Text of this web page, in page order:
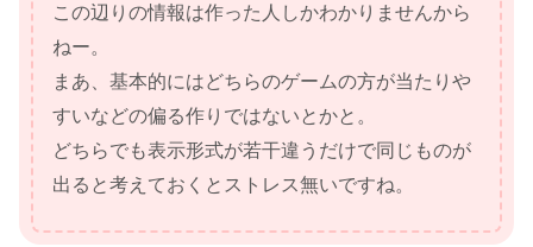
この辺りの情報は作った人しかわかりませんから
ねー。
まあ、基本的にはどちらのゲームの方が当たりや
すいなどの偏る作りではないとかと。
どちらでも表示形式が若干違うだけで同じものが
出ると考えておくとストレス無いですね。